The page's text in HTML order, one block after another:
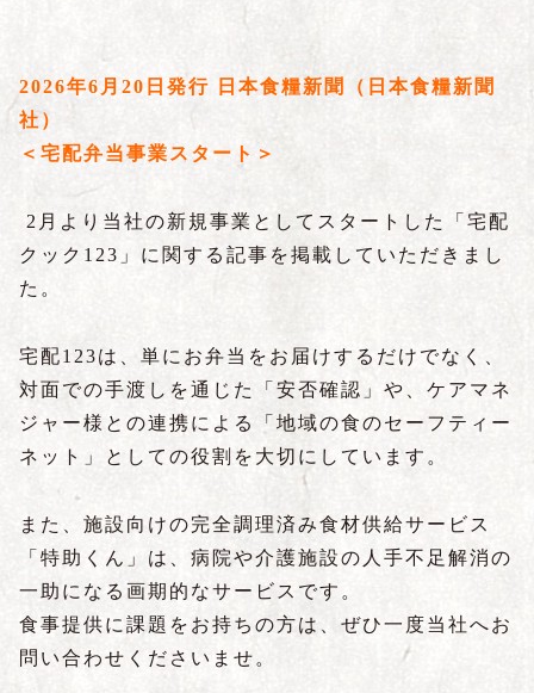
2026年6月20日発行 日本食糧新聞（日本食糧新聞
社）
＜宅配弁当事業スタート＞
2月より当社の新規事業としてスタートした「宅配
クック123」に関する記事を掲載していただきまし
た。
宅配123は、単にお弁当をお届けするだけでなく、
対面での手渡しを通じた「安否確認」や、ケアマネ
ジャー様との連携による「地域の食のセーフティー
ネット」としての役割を大切にしています。
また、施設向けの完全調理済み食材供給サービス
「特助くん」は、病院や介護施設の人手不足解消の
一助になる画期的なサービスです。
食事提供に課題をお持ちの方は、ぜひ一度当社へお
問い合わせくださいませ。